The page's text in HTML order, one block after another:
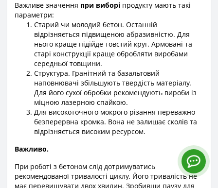
Важливе значення при виборі продукту мають такі
параметри:
Старий чи молодий бетон. Останній
відрізняється підвищеною абразивністю. Для
нього краще підійде товстий круг. Армовані та
старі конструкції краще обробляти виробами
середньої товщини.
Структура. Гранітний та базальтовий
наповнювачі збільшують твердість матеріалу.
Для його сухої обробки рекомендують вироби із
міцною лазерною спайкою.
Для високоточного мокрого різання переважно
безперервна кромка. Вона не залишає сколів та
відрізняється високим ресурсом.
Важливо.
При роботі з бетоном слід дотримуватись
рекомендованої тривалості циклу. Його тривалість не
має перевищувати двох хвилин. Зробивши паузу для